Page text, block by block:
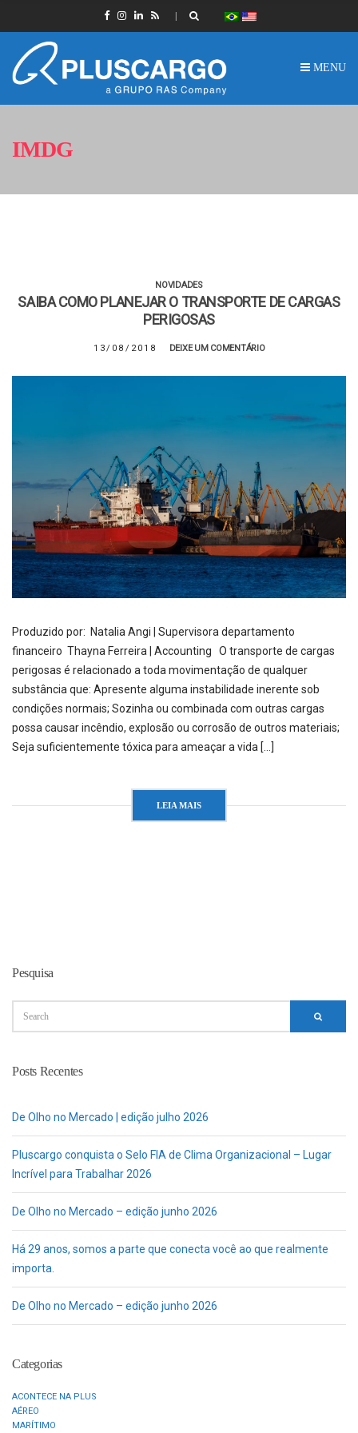
MENU
IMDG
NOVIDADES
SAIBA COMO PLANEJAR O TRANSPORTE DE CARGAS
PERIGOSAS
13/08/2018 DEIXE UM COMENTÁRIO
Produzido por: Natalia Angi | Supervisora departamento
financeiro Thayna Ferreira | Accounting O transporte de cargas
perigosas é relacionado a toda movimentação de qualquer
substância que: Apresente alguma instabilidade inerente sob
condições normais; Sozinha ou combinada com outras cargas
possa causar incêndio, explosão ou corrosão de outros materiais;
Seja suficientemente tóxica para ameaçar a vida […]
LEIA MAIS
Pesquisa
Posts Recentes
De Olho no Mercado | edição julho 2026
Pluscargo conquista o Selo FIA de Clima Organizacional – Lugar
Incrível para Trabalhar 2026
De Olho no Mercado – edição junho 2026
Há 29 anos, somos a parte que conecta você ao que realmente
importa.
De Olho no Mercado – edição junho 2026
Categorias
ACONTECE NA PLUS
AÉREO
MARÍTIMO